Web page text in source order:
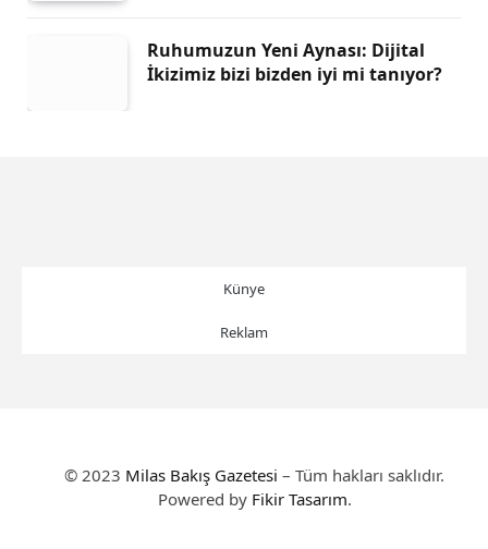
Ruhumuzun Yeni Aynası: Dijital
İkizimiz bizi bizden iyi mi tanıyor?
Künye
Reklam
© 2023 Milas Bakış Gazetesi – Tüm hakları saklıdır.
Powered by Fikir Tasarım.